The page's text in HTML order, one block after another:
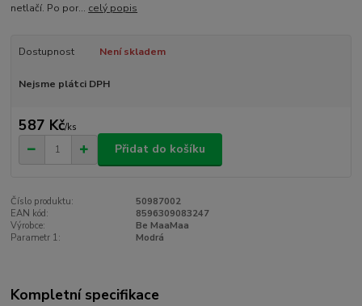
netlačí. Po por... celý popis
Dostupnost Není skladem
Nejsme plátci DPH
587 Kč/ks
Přidat do košíku
Číslo produktu:
50987002
EAN kód:
8596309083247
Výrobce:
Be MaaMaa
Parametr 1:
Modrá
Kompletní specifikace